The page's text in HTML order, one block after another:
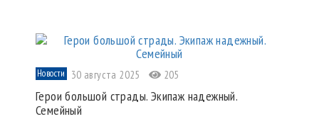
Новости 30 августа 2025 205
Герои большой страды. Экипаж надежный.
Семейный